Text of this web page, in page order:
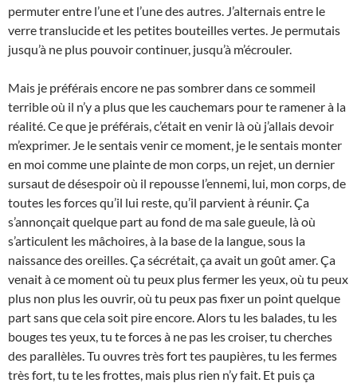
permuter entre l’une et l’une des autres. J’alternais entre le
verre translucide et les petites bouteilles vertes. Je permutais
jusqu’à ne plus pouvoir continuer, jusqu’à m’écrouler.
Mais je préférais encore ne pas sombrer dans ce sommeil
terrible où il n’y a plus que les cauchemars pour te ramener à la
réalité. Ce que je préférais, c’était en venir là où j’allais devoir
m’exprimer. Je le sentais venir ce moment, je le sentais monter
en moi comme une plainte de mon corps, un rejet, un dernier
sursaut de désespoir où il repousse l’ennemi, lui, mon corps, de
toutes les forces qu’il lui reste, qu’il parvient à réunir. Ça
s’annonçait quelque part au fond de ma sale gueule, là où
s’articulent les mâchoires, à la base de la langue, sous la
naissance des oreilles. Ça sécrétait, ça avait un goût amer. Ça
venait à ce moment où tu peux plus fermer les yeux, où tu peux
plus non plus les ouvrir, où tu peux pas fixer un point quelque
part sans que cela soit pire encore. Alors tu les balades, tu les
bouges tes yeux, tu te forces à ne pas les croiser, tu cherches
des parallèles. Tu ouvres très fort tes paupières, tu les fermes
très fort, tu te les frottes, mais plus rien n’y fait. Et puis ça